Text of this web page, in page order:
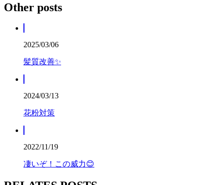
Other posts
2025/03/06
髪質改善✨
2024/03/13
花粉対策
2022/11/19
凄いぞ！この威力😊